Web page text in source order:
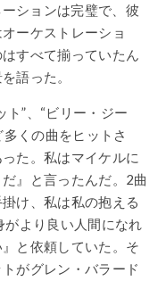
ションは完璧で、彼
ーケストレーショ
すべて揃っていたん
語った。
ト”、“ビリー・ジー
多くの曲をヒットさ
た。私はマイケルに
』と言ったんだ。2曲
け、私は私の抱える
より良い人間になれ
と依頼していた。そ
がグレン・バラード